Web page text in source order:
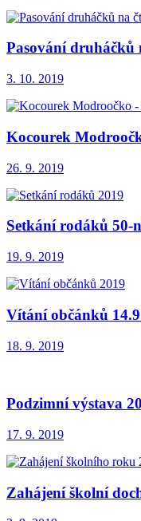
Pasování druháčků
3. 10. 2019
Kocourek
26. 9. 2019
Setkání rodáků 50-
19. 9. 2019
Vítání občánků
18. 9. 2019
Podzimní výstava
17. 9. 2019
Zahájení školní